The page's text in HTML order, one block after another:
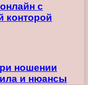
с
конторой
ношении
и нюансы